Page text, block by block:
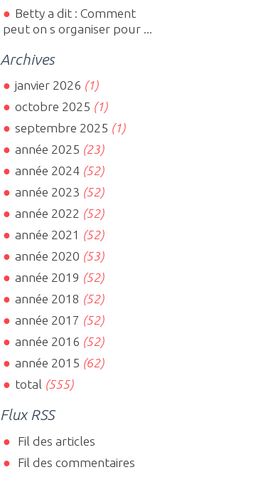
Betty a dit : Comment
peut on s organiser pour ...
Archives
janvier 2026 (1)
octobre 2025 (1)
septembre 2025 (1)
année 2025 (23)
année 2024(52)
année 2023 (52)
année 2022 (52)
année 2021 (52)
année 2020 (53)
année 2019 (52)
année 2018 (52)
année 2017 (52)
année 2016 (52)
année 2015 (62)
total (555)
Flux RSS
Fil des articles
Fil des commentaires